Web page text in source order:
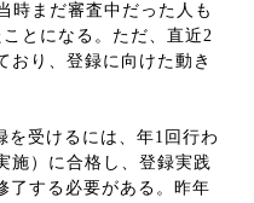
時まだ審査中だった人も
とになる。ただ、直近2
おり、登録に向けた動き
を受けるには、年1 回行わ
施）に合格し、登録実践
了する必要がある。昨年